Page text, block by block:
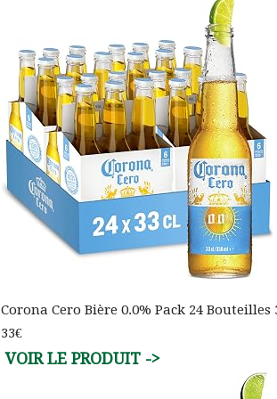
Corona Cero Bière 0.0% Pack 24 Bouteilles
33€